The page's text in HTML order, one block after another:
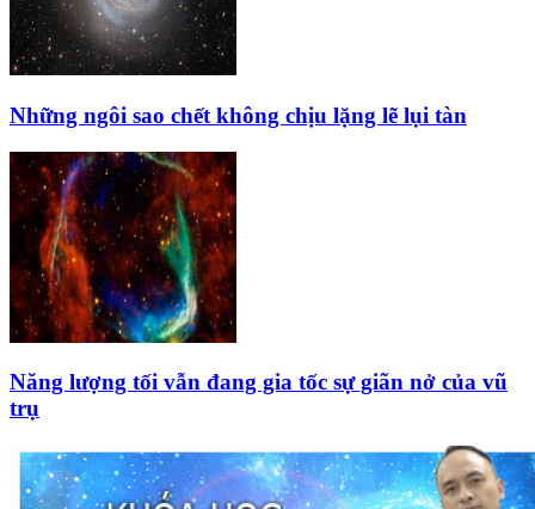
Những ngôi sao chết không chịu lặng lẽ lụi tàn
Năng lượng tối vẫn đang gia tốc sự giãn nở của vũ
trụ